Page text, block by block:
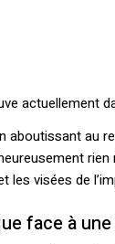
actuellement
aboutissant au
les visées de
face à